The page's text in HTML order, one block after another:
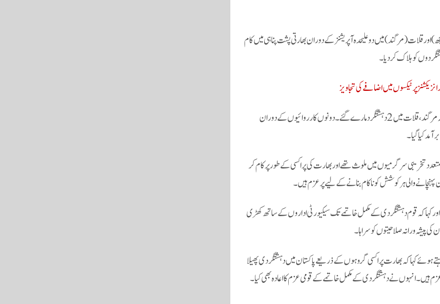
قلات (مرگند) میں دو علیحدہ آپریشنز کے دوران بھارتی پشت پناہی میں کام
آئی ایس پی آر کے مطابق، مچھ میں خفیہ اطلاعات پر کیے گئے آپریشن میں 5 جبکہ مرگند، قلات میں 2 دہشتگرد مارے گئے۔ دونوں کارروائیوں کے دوران
کیا گیا۔
تخریبی سرگرمیوں میں ملوث تھے اور بھارت کی پراکسی کے طور پر کام کر
والی ہر کوشش کو ناکام بنانے کے لیے پرعزم ہیں۔
کہا کہ قوم دہشتگردی کے مکمل خاتمے تک سیکیورٹی اداروں کے ساتھ کھڑی
پیشہ ورانہ صلاحیتوں کو سراہا۔
کہا کہ بھارت پراکسی گروہوں کے ذریعے پاکستان میں دہشتگردی پھیلا
ہیں۔ انہوں نے دہشتگردی کے مکمل خاتمے کے قومی عزم کا اعادہ بھی کیا۔